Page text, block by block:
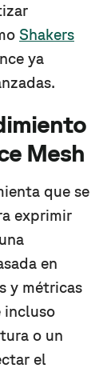
Shakers
ya
Mesh
que se
exprimir
en
y métricas
incluso
o un
el